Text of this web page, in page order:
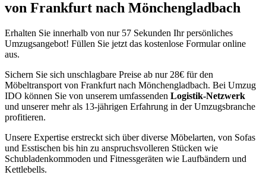
von Frankfurt nach Mönchengladbach
Erhalten Sie innerhalb von nur 57 Sekunden Ihr persönliches
Umzugsangebot! Füllen Sie jetzt das kostenlose Formular online
aus.
Sichern Sie sich unschlagbare Preise ab nur 28€ für den
Möbeltransport von Frankfurt nach Mönchengladbach. Bei Umzug
IDO können Sie von unserem umfassenden Logistik-Netzwerk
und unserer mehr als 13-jährigen Erfahrung in der Umzugsbranche
profitieren.
Unsere Expertise erstreckt sich über diverse Möbelarten, von Sofas
und Esstischen bis hin zu anspruchsvolleren Stücken wie
Schubladenkommoden und Fitnessgeräten wie Laufbändern und
Kettlebells.